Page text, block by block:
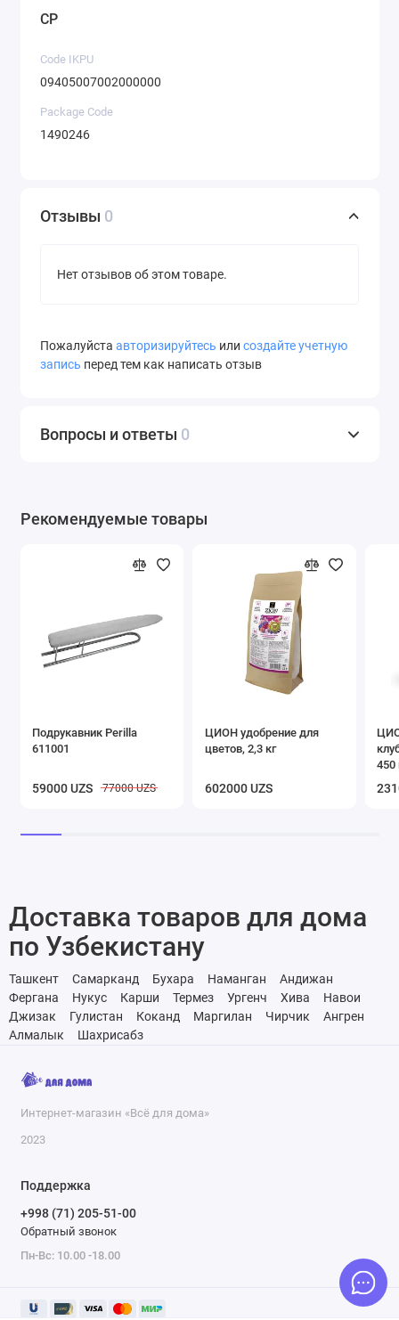
CP
Code IKPU
09405007002000000
Package Code
1490246
Отзывы 0
Нет отзывов об этом товаре.
Пожалуйста авторизируйтесь или создайте учетную
запись перед тем как написать отзыв
Вопросы и ответы 0
Рекомендуемые товары
Подрукавник Perilla
611001
59000 UZS 77000 UZS
ЦИОН удобрение для
цветов, 2,3 кг
602000 UZS
450
Доставка товаров для дома
по Узбекистану
Ташкент Самарканд Бухара Наманган
Андижан
Фергана
Нукус Карши Термез Ургенч Хива
Навои
Джизак
Гулистан Коканд Маргилан Чирчик
Ангрен
Алмалык
Шахрисабз
Интернет-магазин «Всё для дома»
2023
Поддержка
+998 (71) 205-51-00
Обратный звонок
Пн-Вс: 10.00 -18.00